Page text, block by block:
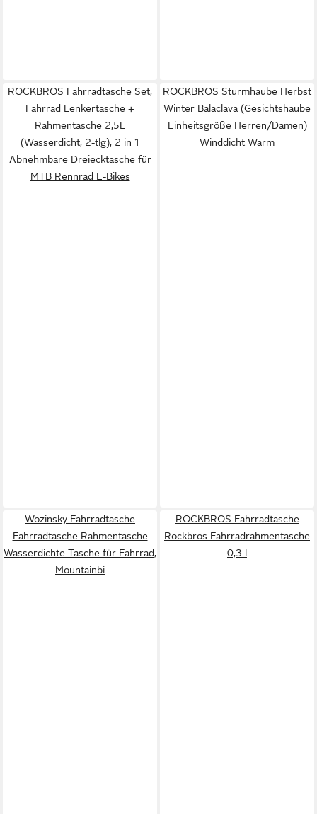
ROCKBROS Fahrradtasche Set,
Fahrrad Lenkertasche +
Rahmentasche 2,5L
(Wasserdicht, 2-tlg), 2 in 1
Abnehmbare Dreiecktasche für
MTB Rennrad E-Bikes
ROCKBROS Sturmhaube Herbst
Winter Balaclava (Gesichtshaube
Einheitsgröße Herren/Damen)
Winddicht Warm
Wozinsky Fahrradtasche
Fahrradtasche Rahmentasche
Wasserdichte Tasche für Fahrrad,
Mountainbi
ROCKBROS Fahrradtasche
Rockbros Fahrradrahmentasche
0,3 l